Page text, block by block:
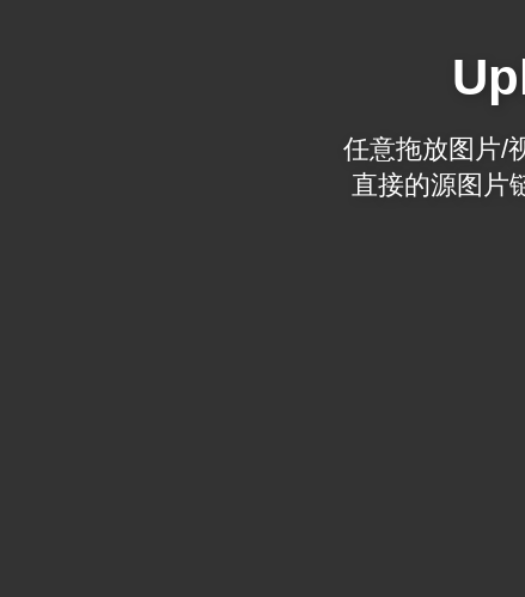
任意拖放图片/
直接的源图片